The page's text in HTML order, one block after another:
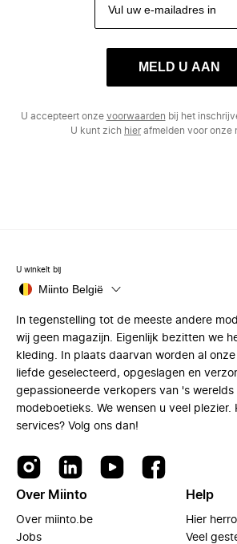
MELD U AAN
U accepteert onze voorwaarden bij het
U kunt zich hierafmelden voor onze
U winkelt bij
Miinto België
In tegenstelling tot de meeste andere
wij geen magazijn. Eigenlijk bezitten we
kleding. In plaats daarvan worden al
liefde geselecteerd, opgeslagen en
gepassioneerde verkopers van 's werelds
modeboetieks. We wensen u veel plezier.
services? Volg ons dan!
Over Miinto
Over miinto.be
Jobs
Help
Hier
Veel